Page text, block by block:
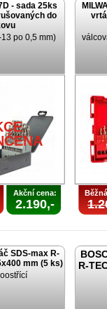
- sada 25ks
do
po 0,5 mm)
Akční cena:
2.190,-
SDS-max R-
mm (5 ks)
R-